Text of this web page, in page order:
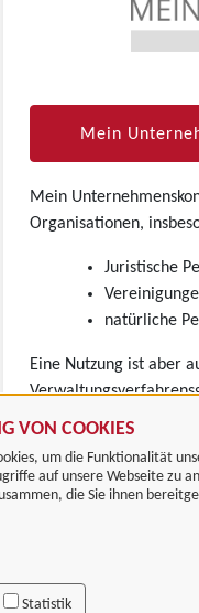
VON COOKIES
um die Funktionalität
auf unsere Webseite zu
die Sie ihnen
Statistik
Mein
Mein
Organisationen,
Juristische
natürliche
Eine Nutzung ist aber